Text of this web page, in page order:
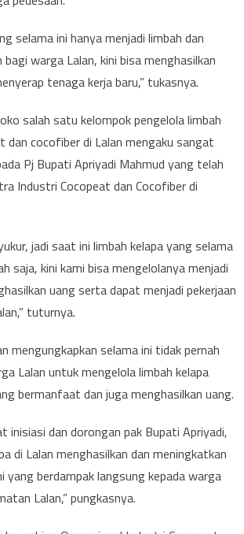
selama ini hanya menjadi limbah dan
warga Lalan, kini bisa menghasilkan
tenaga kerja baru,” tukasnya.
salah satu kelompok pengelola limbah
dan cocofiber di Lalan mengaku sangat
Pj Bupati Apriyadi Mahmud yang telah
Industri Cocopeat dan Cocofiber di
jadi saat ini limbah kelapa yang selama
saja, kini kami bisa mengelolanya menjadi
uang serta dapat menjadi pekerjaan
tuturnya.
mengungkapkan selama ini tidak pernah
Lalan untuk mengelola limbah kelapa
bermanfaat dan juga menghasilkan uang.
inisiasi dan dorongan pak Bupati Apriyadi,
di Lalan menghasilkan dan meningkatkan
yang berdampak langsung kepada warga
Lalan,” pungkasnya.